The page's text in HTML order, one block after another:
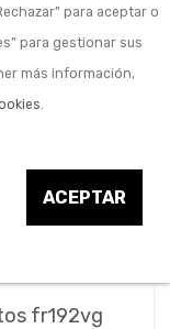
para aceptar o
para gestionar sus
más información,
.
ACEPTAR
por:
fr192vg